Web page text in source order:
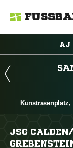
AJ
Kunstrasenplatz,
JSG CALDEN/​